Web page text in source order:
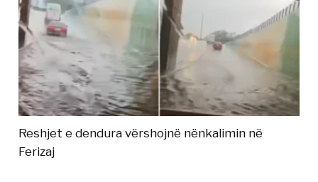
Reshjet e dendura vërshojnë nënkalimin në
Ferizaj